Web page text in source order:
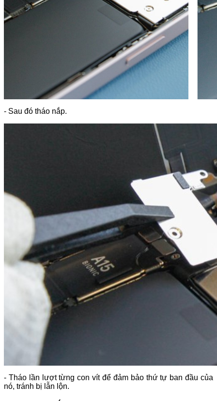
- Sau đó tháo nắp.
- Tháo lần lượt từng con vít để đảm bảo thứ tự ban đầu của
nó, tránh bị lẫn lộn.